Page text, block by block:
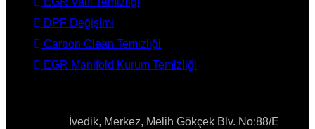
DPF Değişimi
Carbon Clean Temizliği
EGR Manifold Kurum Temizliği
İvedik, Merkez, Melih Gökçek Blv. No:88/E